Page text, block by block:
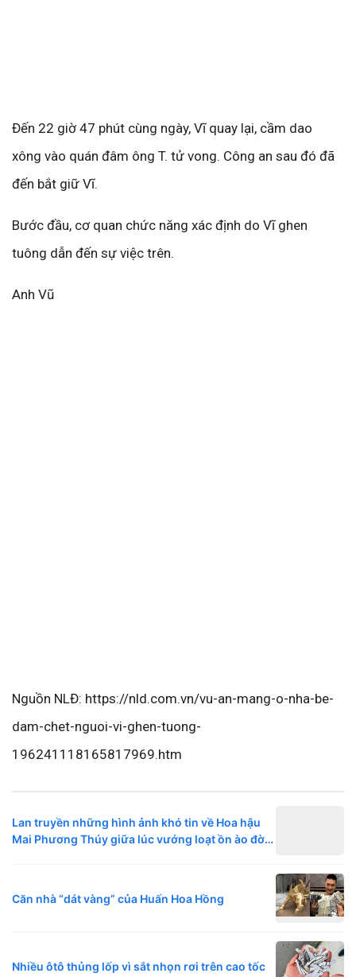
Đến 22 giờ 47 phút cùng ngày, Vĩ quay lại, cầm dao
xông vào quán đâm ông T. tử vong. Công an sau đó đã
đến bắt giữ Vĩ.
Bước đầu, cơ quan chức năng xác định do Vĩ ghen
tuông dẫn đến sự việc trên.
Anh Vũ
Nguồn NLĐ: https://nld.com.vn/vu-an-mang-o-nha-be-
dam-chet-nguoi-vi-ghen-tuong-
196241118165817969.htm
Lan truyền những hình ảnh khó tin về Hoa hậu
Mai Phương Thúy giữa lúc vướng loạt ồn ào đời
Căn nhà “dát vàng” của Huấn Hoa Hồng
Nhiều ôtô thủng lốp vì sắt nhọn rơi trên cao tốc